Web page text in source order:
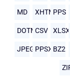
MD XHTMLPPS
DOTMCSV XLSX
JPEG PPSX BZ2